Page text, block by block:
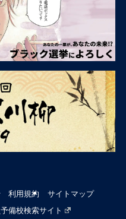
利用規約
サイトマップ
備校検索サイト